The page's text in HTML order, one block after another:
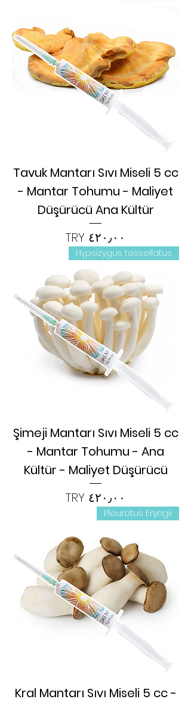
Tavuk Mantarı Sıvı Miseli 5 cc
- Mantar Tohumu - Maliyet
Düşürücü Ana Kültür
السعر
Hypsizygus tessellatus
Şimeji Mantarı Sıvı Miseli 5 cc
- Mantar Tohumu - Ana
Kültür - Maliyet Düşürücü
السعر
Pleurotus Eryngii
Kral Mantarı Sıvı Miseli 5 cc -